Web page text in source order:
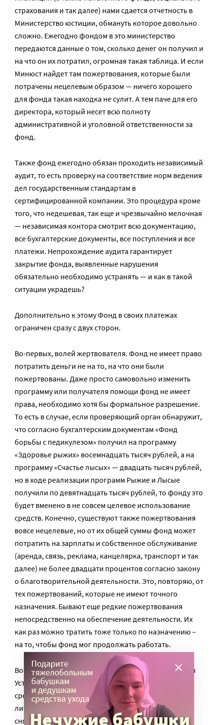
страхования и так далее) нами сдается отчетность в
Министерство юстиции, обмануть которое довольно
сложно. Ежегодно фондом в это министерство
передаются данные о том, сколько денег он получил и
на что он их потратил, огромная такая таблица. И если
Минюст найдет там пожертвования, которые были
потрачены нецелевым образом — ничего хорошего
для фонда такая находка не сулит. А тем паче для его
директора, который несет всю полноту
административной и уголовной ответственности за
фонд.
Также фонд ежегодно обязан проходить независимый
аудит, то есть проверку на соответствие норм ведения
дел государственным стандартам в
сертифицированной компании. Это процедура кроме
того, что недешевая, так еще и чрезвычайно мелочная
— независимая контора смотрит всю документацию,
все бухгалтерские документы, все поступления и все
платежи. Непрохождение аудита гарантирует
закрытие фонда, выявленные нарушения
обязательно необходимо устранять — и как в такой
ситуации украдешь?
Дополнительно к этому Фонд в своих платежах
ограничен сразу с двух сторон.
Во-первых, волей жертвователя. Фонд не имеет право
потратить деньги не на то, на что они были
пожертвованы. Даже просто самовольно изменить
программу или получателя помощи фонд не имеет
права, необходимо хотя бы формальное разрешение.
То есть в случае, если проверяющий орган обнаружит,
что согласно бухгалтерским документам «Фонд
борьбы с педикулезом» получил на программу
«Здоровье рыжих» восемнадцать тысяч рублей, а на
программу «Счастье лысых» — двадцать тысяч рублей,
но в ходе реализации программ Рыжие и Лысые
получили по девятнадцать тысяч рублей, то фонду это
будет вменено в не совсем целевое использование
средств. Конечно, существуют также пожертвования
вовсе нецелевые, но от их общей суммы фонд может
потратить на зарплаты и собственное обслуживание
(аренда, связь, реклама, канцелярка, транспорт и так
далее) не более двадцати процентов согласно закону
о благотворительной деятельности. Это, повторяю, от
тех пожертвований, которые не имеют точного
назначения. Бывают еще редкие пожертвования
непосредственно на обеспечение деятельности. Их
как раз можно тратить тоже только по назначению –
на то, чтобы фонд мог продолжать работать.
Во-вторых, как было сказано выше, фонд ограничен
Уставом. В Уставе любого фонда написано, что
средства, поступающие в фонд, не используются на
личное обогащение учредителей, то бишь просто
снять деньги со счета и положить в карман мне